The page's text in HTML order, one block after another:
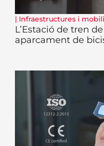
| Infraestructures i
L’Estació de tren
aparcament de